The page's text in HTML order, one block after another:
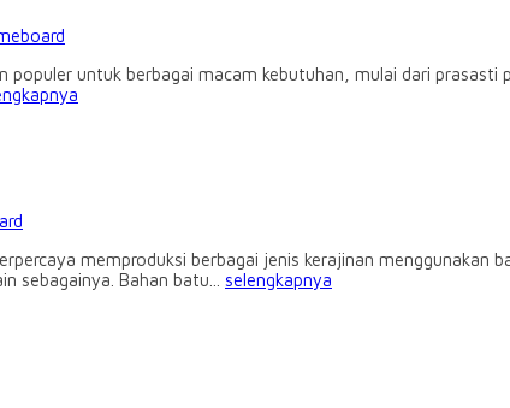
untuk berbagai macam kebutuhan, mulai dari prasasti
memproduksi berbagai jenis kerajinan menggunakan
sebagainya. Bahan batu... selengkapnya